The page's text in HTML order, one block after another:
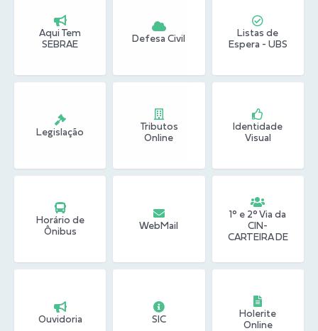
JORNADA DO PATRIMÔNIO
Aqui Tem
SEBRAE
Defesa Civil
Listas de
Espera - UBS
Legislação
Tributos
Online
Identidade
Visual
Horário de
Ônibus
WebMail
1° e 2° Via da
CIN-
CARTEIRA DE
NACIONAL
Ouvidoria SIC
Holerite
Online